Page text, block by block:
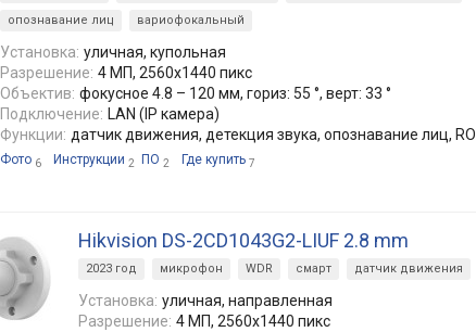
опознавание лиц
вариофокальный
Установка: уличная, купольная
Разрешение: 4 МП, 2560x1440 пикс
Объектив: фокусное 4.8 – 120 мм, гориз: 55 °, верт: 33 °
Подключение: LAN (IP камера)
Функции: датчик движения, детекция звука, опознавание лиц, ROI
Фото 6 Инструкции 2 ПО 2 Где купить 7
Hikvision DS-2CD1043G2-LIUF 2.8 mm
2023 год микрофон WDR смарт датчик движения
Установка: уличная, направленная
Разрешение: 4 МП, 2560x1440 пикс